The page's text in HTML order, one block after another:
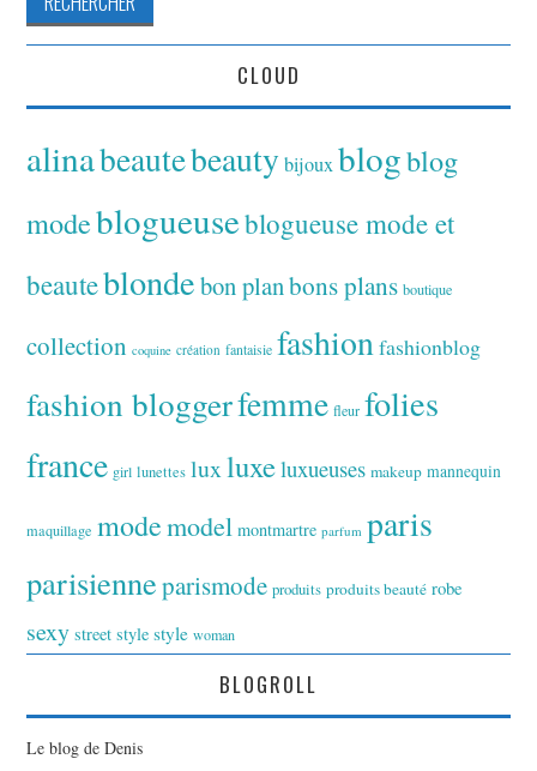
CLOUD
alinabeautebeauty bijoux blogblog
modeblogueuseblogueuse mode et
beauteblondebon planbons plans boutique
collection coquine création fantaisie fashionfashionblog
fashion bloggerfemme fleur folies
france girl lunettes luxluxeluxueuses makeup mannequin
maquillage modemodel montmartre parfum paris
parisienneparismode produits produits beauté robe
sexy street style style woman
BLOGROLL
Le blog de Denis